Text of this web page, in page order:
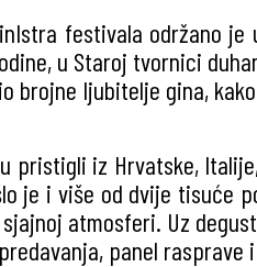
festivala održano
u Staroj tvornici
brojne ljubitelje gina,
pristigli iz Hrvatske,
je i više od dvije tisuće
atmosferi. Uz
panel rasprave